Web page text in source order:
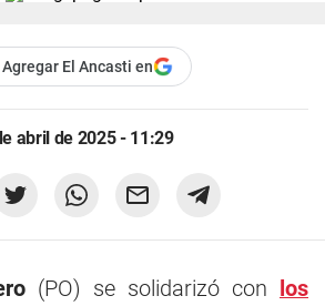
Agregar El Ancasti en
abril de 2025 - 11:29
(PO) se solidarizó con
los